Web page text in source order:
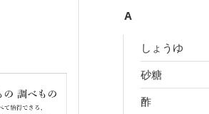
A
しょうゆ
砂糖
酢